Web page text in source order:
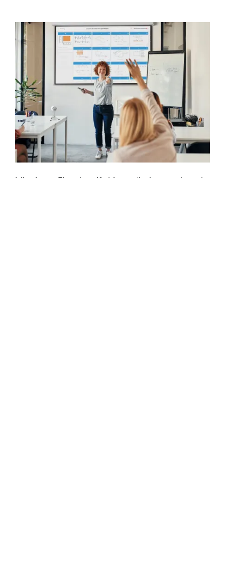
Mit einem Eingabestift bietet die App noch mehr